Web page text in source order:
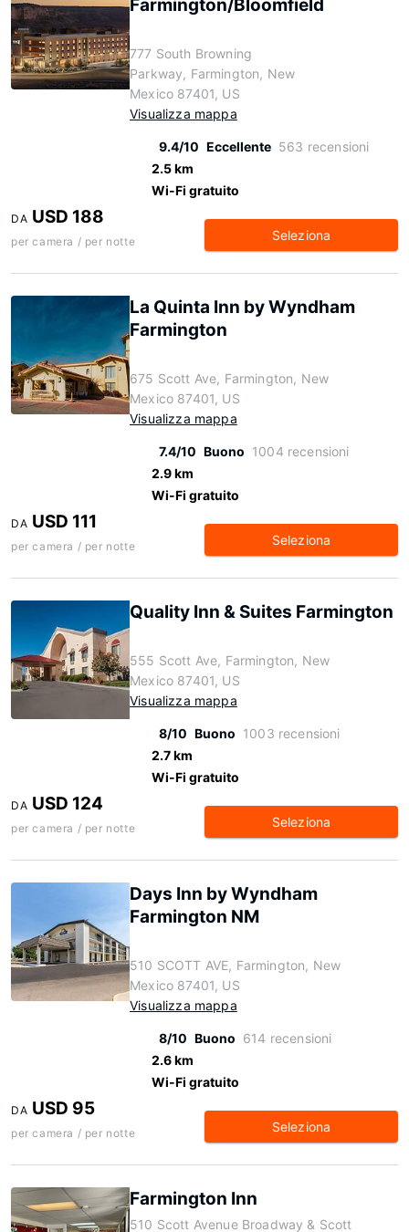
Farmington/Bloomfield
777 South Browning
Parkway, Farmington, New
Mexico 87401, US
Visualizza mappa
9.4/10 Eccellente 563 recensioni
2.5 km
Wi-Fi gratuito
DA USD 188
per camera / per notte Seleziona
La Quinta Inn by Wyndham
Farmington
675 Scott Ave, Farmington, New
Mexico 87401, US
Visualizza mappa
7.4/10 Buono 1004 recensioni
2.9 km
Wi-Fi gratuito
DA USD 111
per camera / per notte Seleziona
Quality Inn & Suites Farmington
555 Scott Ave, Farmington, New
Mexico 87401, US
Visualizza mappa
8/10 Buono 1003 recensioni
2.7 km
Wi-Fi gratuito
DA USD 124
per camera / per notte Seleziona
Days Inn by Wyndham
Farmington NM
510 SCOTT AVE, Farmington, New
Mexico 87401, US
Visualizza mappa
8/10 Buono 614 recensioni
2.6 km
Wi-Fi gratuito
DA USD 95
per camera / per notte Seleziona
Farmington Inn
510 Scott Avenue Broadway & Scott